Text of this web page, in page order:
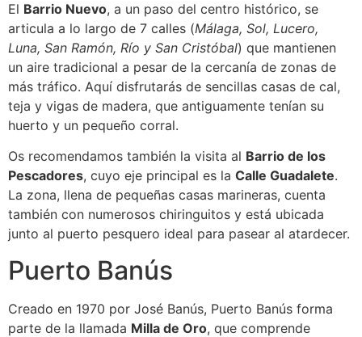
El Barrio Nuevo, a un paso del centro histórico, se
articula a lo largo de 7 calles (Málaga, Sol, Lucero,
Luna, San Ramón, Río y San Cristóbal) que mantienen
un aire tradicional a pesar de la cercanía de zonas de
más tráfico. Aquí disfrutarás de sencillas casas de cal,
teja y vigas de madera, que antiguamente tenían su
huerto y un pequeño corral.
Os recomendamos también la visita al Barrio de los
Pescadores, cuyo eje principal es la Calle Guadalete.
La zona, llena de pequeñas casas marineras, cuenta
también con numerosos chiringuitos y está ubicada
junto al puerto pesquero ideal para pasear al atardecer.
Puerto Banús
Creado en 1970 por José Banús, Puerto Banús forma
parte de la llamada Milla de Oro, que comprende